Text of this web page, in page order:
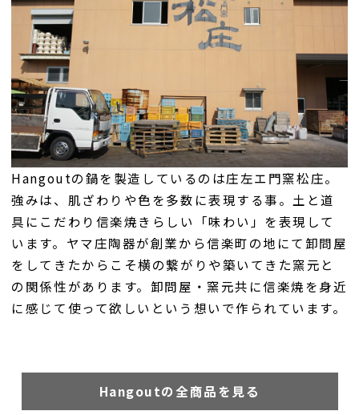
Hangoutの鍋を製造しているのは庄左エ門窯松庄。
強みは、肌ざわりや色を多数に表現する事。土と道
具にこだわり信楽焼きらしい「味わい」を表現して
います。ヤマ庄陶器が創業から信楽町の地にて卸問屋
をしてきたからこそ横の繋がりや築いてきた窯元と
の関係性があります。卸問屋・窯元共に信楽焼を身近
に感じて使って欲しいという想いで作られています。
Hangoutの全商品を見る